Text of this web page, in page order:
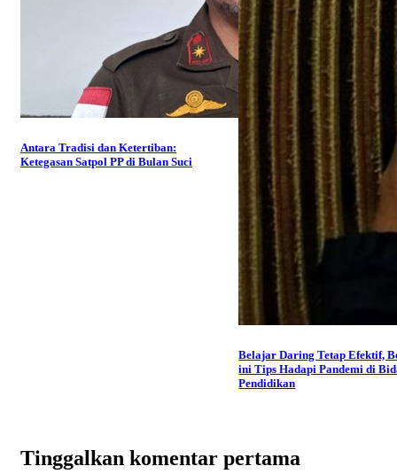
Antara Tradisi dan Ketertiban:
Ketegasan Satpol PP di Bulan Suci
Belajar Daring Tetap Efektif,
ini Tips Hadapi Pandemi di
Pendidikan
Tinggalkan komentar pertama